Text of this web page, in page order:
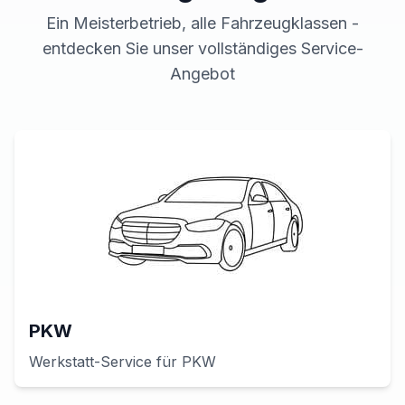
Ein Meisterbetrieb, alle Fahrzeugklassen -
entdecken Sie unser vollständiges Service-
Angebot
PKW
Werkstatt-Service für PKW